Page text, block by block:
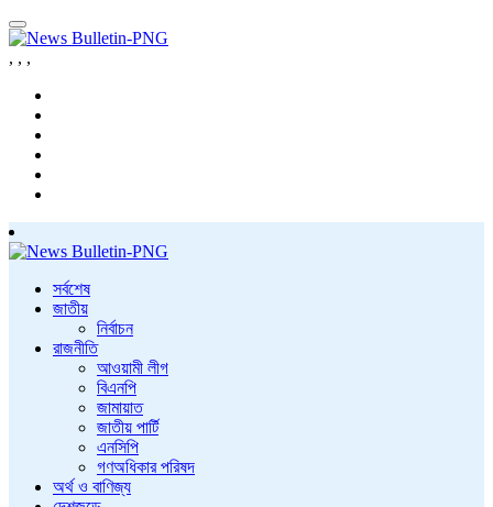
, , ,
সর্বশেষ
জাতীয়
নির্বাচন
রাজনীতি
আওয়ামী লীগ
বিএনপি
জামায়াত
জাতীয় পার্টি
এনসিপি
গণঅধিকার পরিষদ
অর্থ ও বাণিজ্য